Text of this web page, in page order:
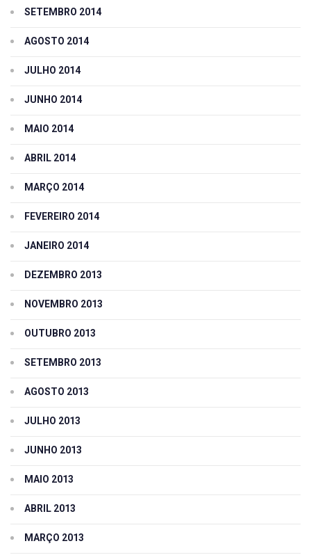
SETEMBRO 2014
AGOSTO 2014
JULHO 2014
JUNHO 2014
MAIO 2014
ABRIL 2014
MARÇO 2014
FEVEREIRO 2014
JANEIRO 2014
DEZEMBRO 2013
NOVEMBRO 2013
OUTUBRO 2013
SETEMBRO 2013
AGOSTO 2013
JULHO 2013
JUNHO 2013
MAIO 2013
ABRIL 2013
MARÇO 2013